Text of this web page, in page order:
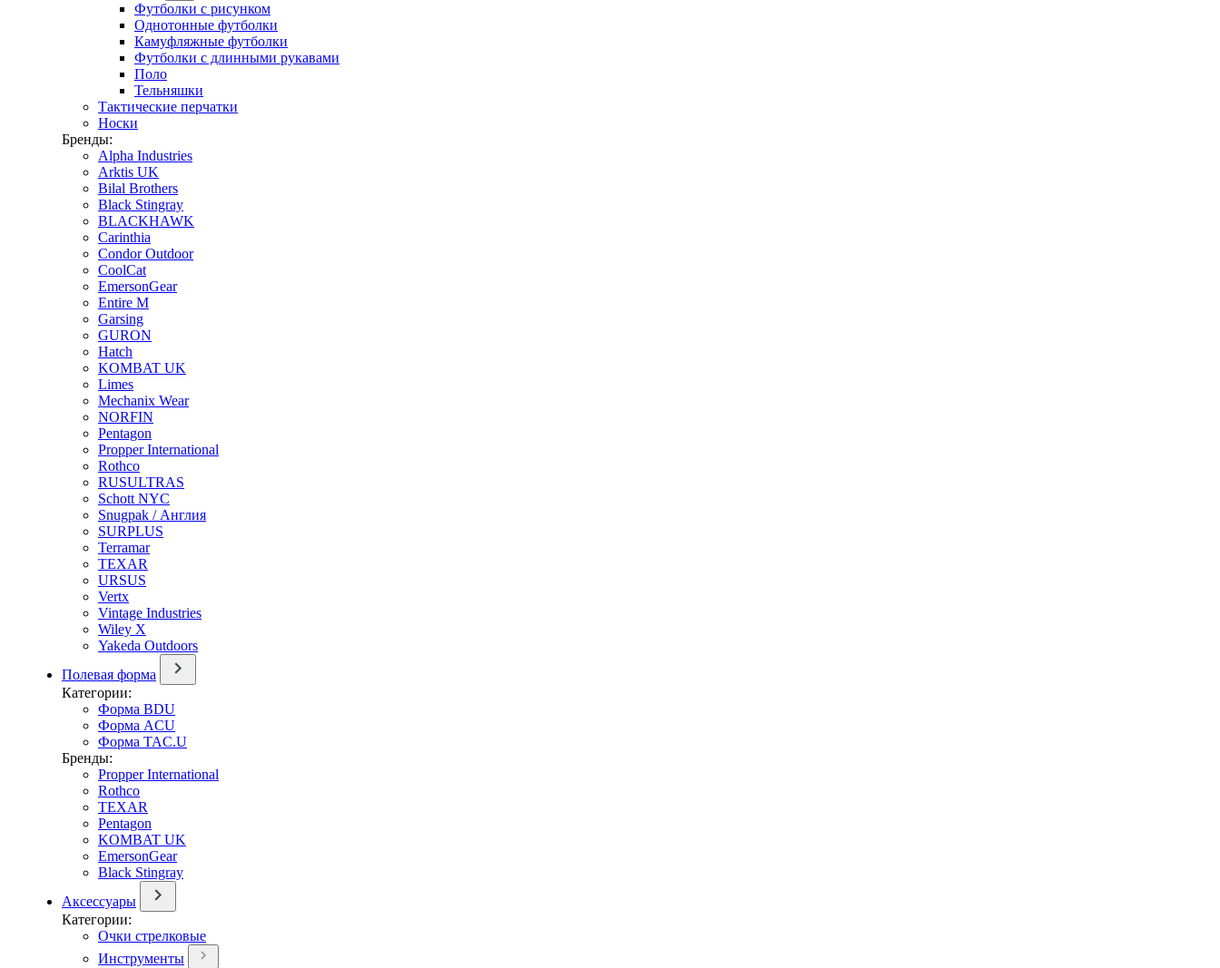
Футболки с рисунком
Однотонные футболки
Камуфляжные футболки
Футболки с длинными рукавами
Поло
Тельняшки
Тактические перчатки
Носки
Бренды:
Alpha Industries
Arktis UK
Bilal Brothers
Black Stingray
BLACKHAWK
Carinthia
Condor Outdoor
CoolCat
EmersonGear
Entire M
Garsing
GURON
Hatch
KOMBAT UK
Limes
Mechanix Wear
NORFIN
Pentagon
Propper International
Rothco
RUSULTRAS
Schott NYC
Snugpak / Англия
SURPLUS
Terramar
TEXAR
URSUS
Vertx
Vintage Industries
Wiley X
Yakeda Outdoors
Полевая форма
Категории:
Форма BDU
Форма ACU
Форма TAC.U
Бренды:
Propper International
Rothco
TEXAR
Pentagon
KOMBAT UK
EmersonGear
Black Stingray
Аксессуары
Категории:
Очки стрелковые
Инструменты